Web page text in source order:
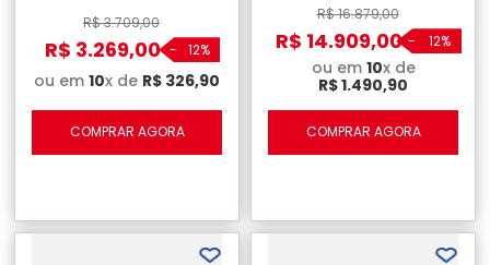
R$3.709,00
R$ 3.269,00 - 12%
ou em 10x de R$ 326,90
COMPRAR AGORA
R$16.879,00
R$ 14.909,00 - 12%
ou em 10x de
R$1.490,90
COMPRAR AGORA